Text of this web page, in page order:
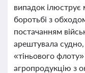
випадок
боротьбі з
постачанням
арештувала
«тіньового
агропродукцію з